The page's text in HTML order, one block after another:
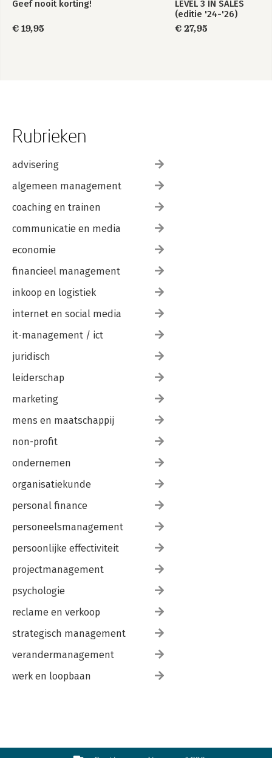
Omgaan met reacties en bezwaren van de klant
Geef nooit korting!
€ 19,95
LEVEL 3 IN SALES
(editie '24-'26)
€ 27,95
Rubrieken
advisering
algemeen management
coaching en trainen
communicatie en media
economie
financieel management
inkoop en logistiek
internet en social media
it-management / ict
juridisch
leiderschap
marketing
mens en maatschappij
non-profit
ondernemen
organisatiekunde
personal finance
personeelsmanagement
persoonlijke effectiviteit
projectmanagement
psychologie
reclame en verkoop
strategisch management
verandermanagement
werk en loopbaan